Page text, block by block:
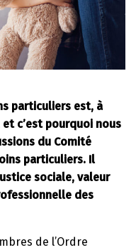
particuliers est, à
c’est pourquoi nous
du Comité
particuliers. Il
sociale, valeur
des
de l’Ordre